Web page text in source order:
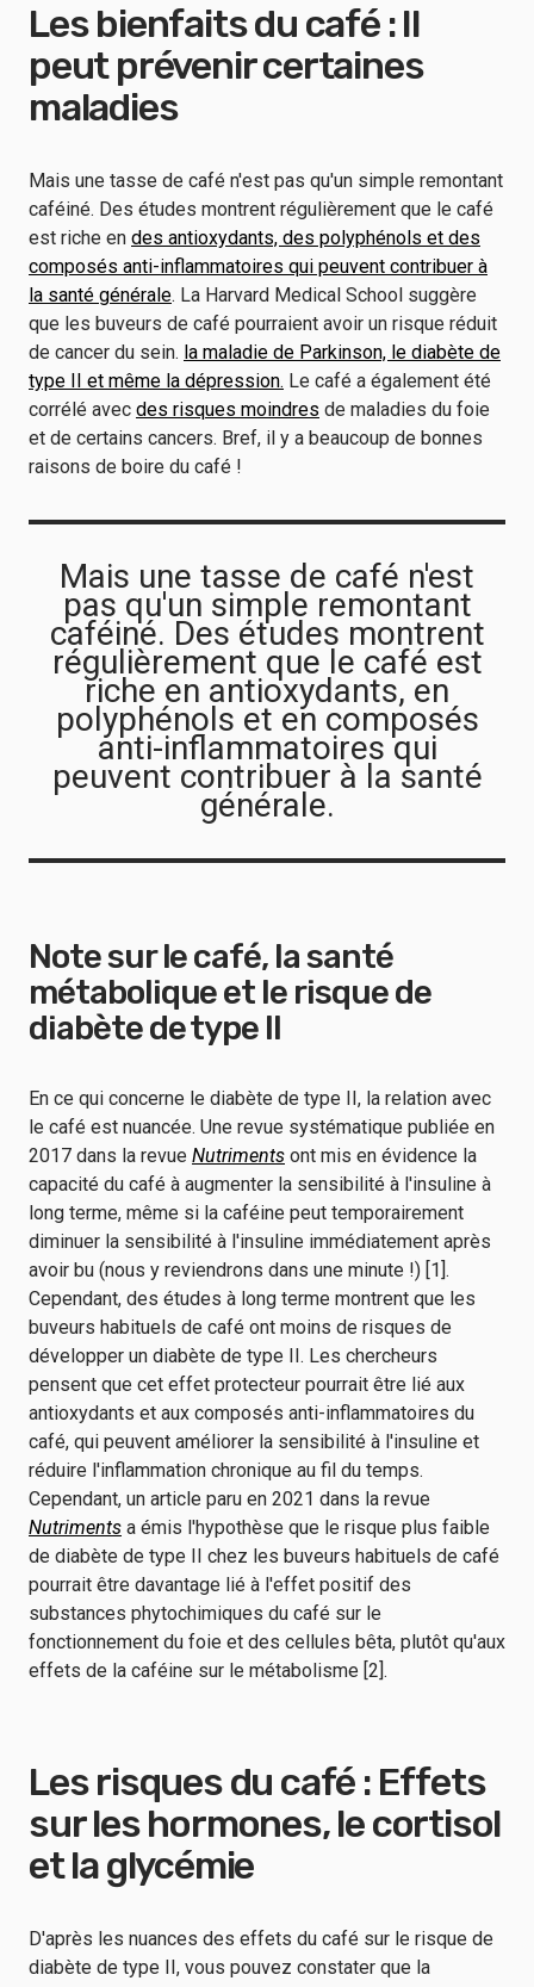
Les bienfaits du café : Il
peut prévenir certaines
maladies
Mais une tasse de café n'est pas qu'un simple remontant
caféiné. Des études montrent régulièrement que le café
est riche en des antioxydants, des polyphénols et des
composés anti-inflammatoires qui peuvent contribuer à
la santé générale. La Harvard Medical School suggère
que les buveurs de café pourraient avoir un risque réduit
de cancer du sein. la maladie de Parkinson, le diabète de
type II et même la dépression. Le café a également été
corrélé avec des risques moindres de maladies du foie
et de certains cancers. Bref, il y a beaucoup de bonnes
raisons de boire du café !
Mais une tasse de café n'est
pas qu'un simple remontant
caféiné. Des études montrent
régulièrement que le café est
riche en antioxydants, en
polyphénols et en composés
anti-inflammatoires qui
peuvent contribuer à la santé
générale.
Note sur le café, la santé
métabolique et le risque de
diabète de type II
En ce qui concerne le diabète de type II, la relation avec
le café est nuancée. Une revue systématique publiée en
2017 dans la revue Nutriments ont mis en évidence la
capacité du café à augmenter la sensibilité à l'insuline à
long terme, même si la caféine peut temporairement
diminuer la sensibilité à l'insuline immédiatement après
avoir bu (nous y reviendrons dans une minute !) [1].
Cependant, des études à long terme montrent que les
buveurs habituels de café ont moins de risques de
développer un diabète de type II. Les chercheurs
pensent que cet effet protecteur pourrait être lié aux
antioxydants et aux composés anti-inflammatoires du
café, qui peuvent améliorer la sensibilité à l'insuline et
réduire l'inflammation chronique au fil du temps.
Cependant, un article paru en 2021 dans la revue
Nutriments a émis l'hypothèse que le risque plus faible
de diabète de type II chez les buveurs habituels de café
pourrait être davantage lié à l'effet positif des
substances phytochimiques du café sur le
fonctionnement du foie et des cellules bêta, plutôt qu'aux
effets de la caféine sur le métabolisme [2].
Les risques du café : Effets
sur les hormones, le cortisol
et la glycémie
D'après les nuances des effets du café sur le risque de
diabète de type II, vous pouvez constater que la